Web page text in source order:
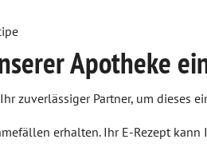
Apotheke
zuverlässiger Partner, um dieses
erhalten. Ihr E-Rezept